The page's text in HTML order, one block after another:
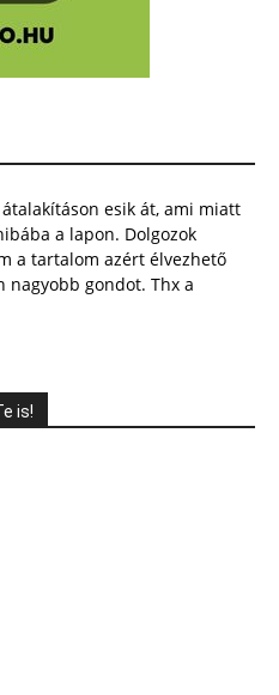
esik át, ami miatt
a lapon. Dolgozok
a tartalom azért élvezhető
nagyobb gondot. Thx a
is!